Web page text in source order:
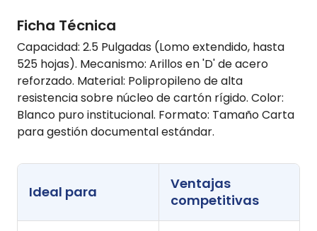
Ficha Técnica
Capacidad: 2.5 Pulgadas (Lomo extendido, hasta
525 hojas). Mecanismo: Arillos en 'D' de acero
reforzado. Material: Polipropileno de alta
resistencia sobre núcleo de cartón rígido. Color:
Blanco puro institucional. Formato: Tamaño Carta
para gestión documental estándar.
Ideal para
Ventajas
competitivas